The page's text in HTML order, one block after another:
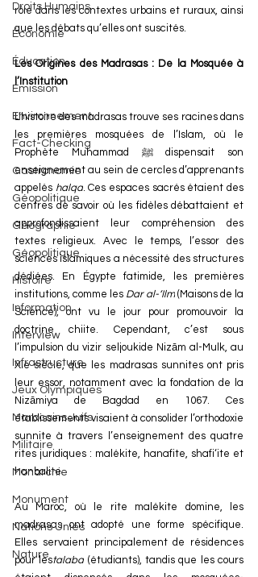
Droits Humains
Économie
Éducation
Émission
Environnement
Fact-Checking
Gastronomie
Géopolitique
Géographie
Géopolitique
Histoire
Information
Interview
Infrastructure
Jeux Olympiques
Marocains Juifs
Militaire
Monarchie
Monument
Nations Unies
Nature
rôle dans les contextes urbains et ruraux, ainsi
que les débats qu’elles ont suscités.
Les Origines des Madrasas : De la Mosquée à
l’Institution
L’histoire des madrasas trouve ses racines dans
Prophète Muhammad ﷺ dispensait son
enseignement au sein de cercles d’apprenants
appelés halqa. Ces espaces sacrés étaient des
centres de savoir où les fidèles débattaient et
approfondissaient leur compréhension des
textes religieux. Avec le temps, l’essor des
sciences islamiques a nécessité des structures
dédiées. En Égypte fatimide, les premières
institutions, comme les Dar al-‘Ilm (Maisons de la
Science), ont vu le jour pour promouvoir la
doctrine chiite. Cependant, c’est sous
l’impulsion du vizir seljoukide Nizām al-Mulk, au
XIe siècle, que les madrasas sunnites ont pris
leur essor, notamment avec la fondation de la
Nizāmiya de Bagdad en 1067. Ces
établissements visaient à consolider l’orthodoxie
sunnite à travers l’enseignement des quatre
rites juridiques : malékite, hanafite, shafi‘ite et
hanbalite.
Au Maroc, où le rite malékite domine, les
madrasas ont adopté une forme spécifique.
Elles servaient principalement de résidences
pour lestalaba (étudiants), tandis que les cours